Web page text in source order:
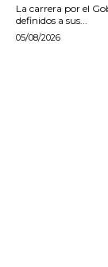
La carrera por el
definidos a sus...
05/08/2026